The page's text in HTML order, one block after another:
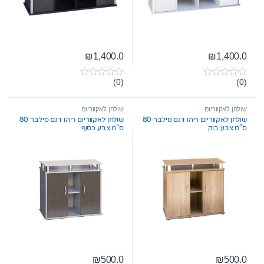
₪1,400.0
0
t
o
f
5
(0)
₪1,400.0
0
t
o
f
5
(0)
שולחן לאקווריום
שולחן לאקווריום ריהו דגם סילבר 80
ס”מ צבע בוק
₪500.0
שולחן לאקווריום
שולחן לאקווריום ריהו דגם סילבר 80
ס”מ צבע כסוף
₪500.0